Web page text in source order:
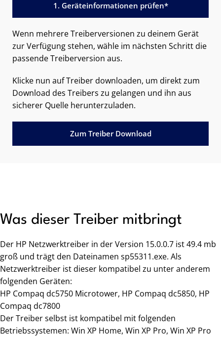
1. Geräteinformationen prüfen*
Wenn mehrere Treiberversionen zu deinem Gerät
zur Verfügung stehen, wähle im nächsten Schritt die
passende Treiberversion aus.
Klicke nun auf Treiber downloaden, um direkt zum
Download des Treibers zu gelangen und ihn aus
sicherer Quelle herunterzuladen.
Zum Treiber Download
Was dieser Treiber mitbringt
Der HP Netzwerktreiber in der Version 15.0.0.7 ist 49.4 mb
groß und trägt den Dateinamen sp55311.exe. Als
Netzwerktreiber ist dieser kompatibel zu unter anderem
folgenden Geräten:
HP Compaq dc5750 Microtower, HP Compaq dc5850, HP
Compaq dc7800
Der Treiber selbst ist kompatibel mit folgenden
Betriebssystemen: Win XP Home, Win XP Pro, Win XP Pro